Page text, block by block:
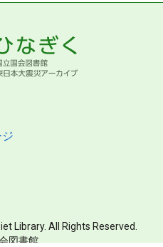
Library. All Rights Reserved.